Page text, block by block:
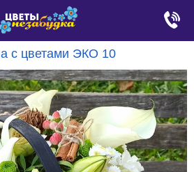
с цветами ЭКО 10